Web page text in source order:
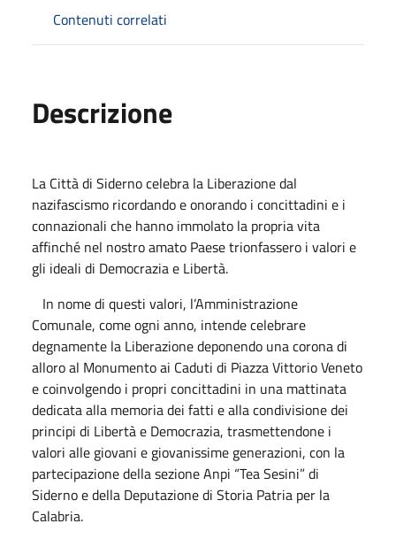
Contenuti correlati
Descrizione
La Città di Siderno celebra la Liberazione dal
nazifascismo ricordando e onorando i concittadini e i
connazionali che hanno immolato la propria vita
affinché nel nostro amato Paese trionfassero i valori e
gli ideali di Democrazia e Libertà.
In nome di questi valori, l’Amministrazione
Comunale, come ogni anno, intende celebrare
degnamente la Liberazione deponendo una corona di
alloro al Monumento ai Caduti di Piazza Vittorio Veneto
e coinvolgendo i propri concittadini in una mattinata
dedicata alla memoria dei fatti e alla condivisione dei
principi di Libertà e Democrazia, trasmettendone i
valori alle giovani e giovanissime generazioni, con la
partecipazione della sezione Anpi “Tea Sesini” di
Siderno e della Deputazione di Storia Patria per la
Calabria.